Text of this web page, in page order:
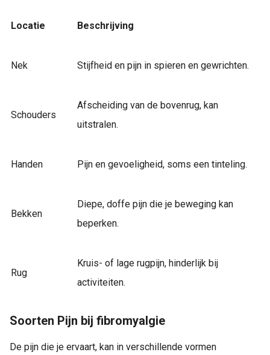
Locatie Beschrijving
Nek Stijfheid en pijn in spieren en gewrichten.
Schouders
Afscheiding van de bovenrug, kan
uitstralen.
Handen Pijn en gevoeligheid, soms een tinteling.
Bekken
Diepe, doffe pijn die je beweging kan
beperken.
Rug
Kruis- of lage rugpijn, hinderlijk bij
activiteiten.
Soorten Pijn bij fibromyalgie
De pijn die je ervaart, kan in verschillende vormen